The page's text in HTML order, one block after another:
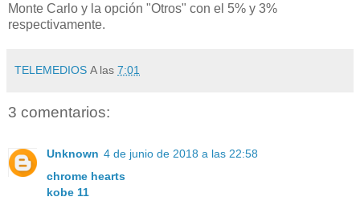
Monte Carlo y la opción "Otros" con el 5% y 3%
respectivamente.
TELEMEDIOS A las 7:01
3 comentarios:
Unknown 4 de junio de 2018 a las 22:58
chrome hearts
kobe 11